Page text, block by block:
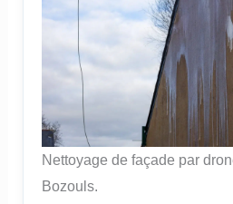
Nettoyage de façade par
Bozouls.